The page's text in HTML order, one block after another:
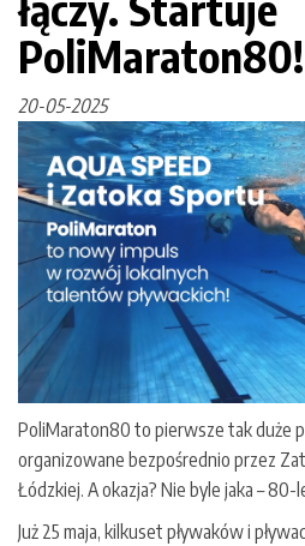
PoliMaraton80!
20-05-2025
PoliMaraton80 to pierwsze tak duże
organizowane bezpośrednio przez
Łódzkiej. A okazja? Nie byle jaka – 80-
Już 25 maja, kilkuset pływaków i